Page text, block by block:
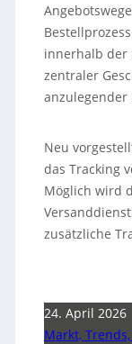
innerhalb der
zentraler
anzulegender
Neu
das Tracking
Möglich wird
zusätzliche
24. April 2026
Markt,